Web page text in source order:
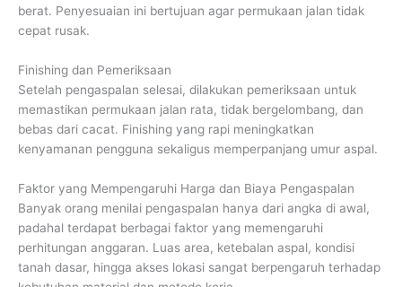
berat. Penyesuaian ini bertujuan agar permukaan jalan tidak
cepat rusak.
Finishing dan Pemeriksaan
Setelah pengaspalan selesai, dilakukan pemeriksaan untuk
memastikan permukaan jalan rata, tidak bergelombang, dan
bebas dari cacat. Finishing yang rapi meningkatkan
kenyamanan pengguna sekaligus memperpanjang umur aspal.
Faktor yang Mempengaruhi Harga dan Biaya Pengaspalan
Banyak orang menilai pengaspalan hanya dari angka di awal,
padahal terdapat berbagai faktor yang memengaruhi
perhitungan anggaran. Luas area, ketebalan aspal, kondisi
tanah dasar, hingga akses lokasi sangat berpengaruh terhadap